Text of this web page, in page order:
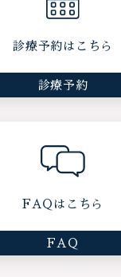
診療予約はこちら
診療予約
FAQはこちら
FAQ